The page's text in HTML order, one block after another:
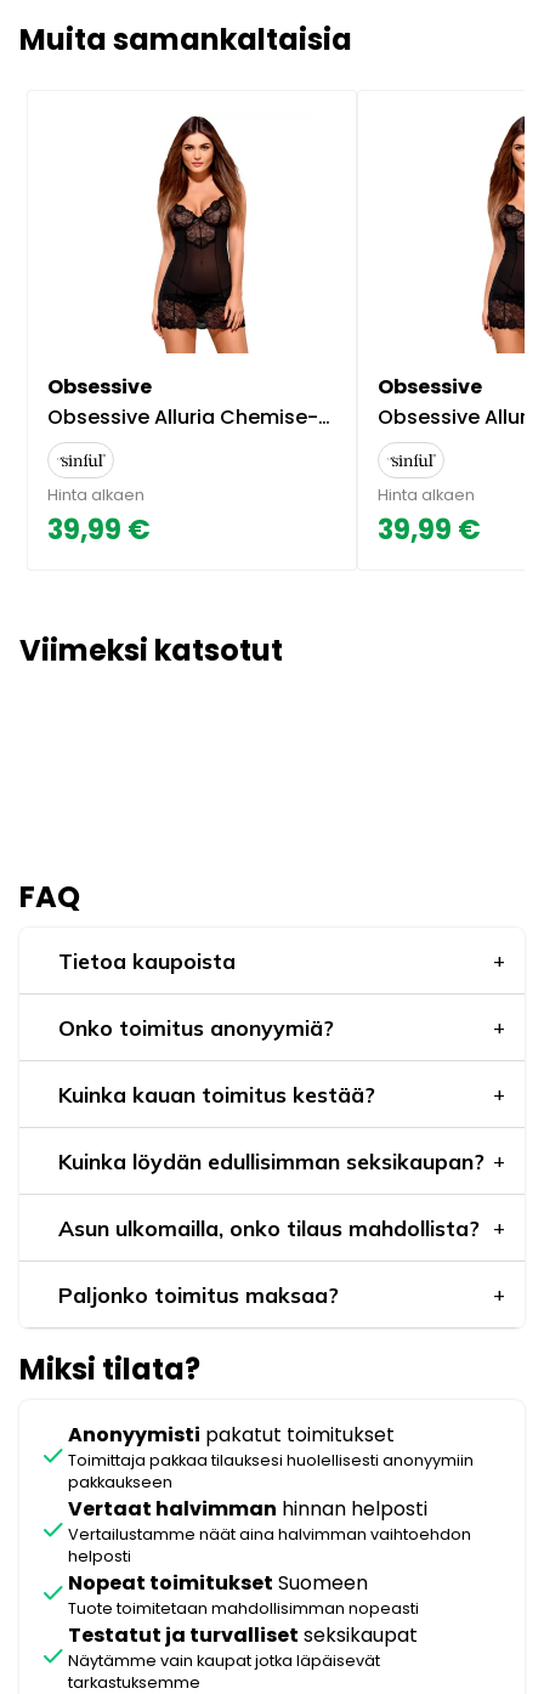
Muita samankaltaisia
Obsessive
Obsessive Alluria Chemise-setti - Musta - S/M
Hinta alkaen
39,99 €
Obsessive
Obsessive Alluria
Hinta alkaen
39,99 €
Viimeksi katsotut
FAQ
Tietoa kaupoista
Onko toimitus anonyymiä?
Kuinka kauan toimitus kestää?
Kuinka löydän edullisimman seksikaupan?
Asun ulkomailla, onko tilaus mahdollista?
Paljonko toimitus maksaa?
Miksi tilata?
check
Anonyymisti pakatut toimitukset
Toimittaja pakkaa tilauksesi huolellisesti anonyymiin
pakkaukseen
check
Vertaat halvimman hinnan helposti
Vertailustamme näät aina halvimman vaihtoehdon
helposti
check Nopeat toimitukset Suomeen
Tuote toimitetaan mahdollisimman nopeasti
check
Testatut ja turvalliset seksikaupat
Näytämme vain kaupat jotka läpäisevät
tarkastuksemme